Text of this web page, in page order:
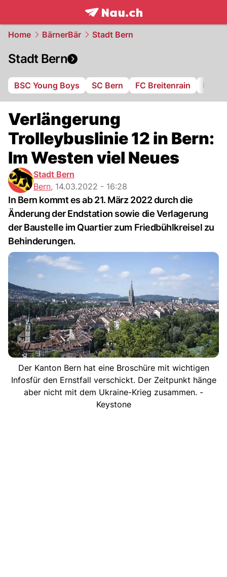
frontpage.NAU.ch
Home BärnerBär Stadt Bern
Stadt Bern
BSC Young Boys SC Bern FC Breitenrain BSV
Verlängerung
Trolleybuslinie 12 in Bern:
Im Westen viel Neues
Stadt Bern
Bern, 14.03.2022 - 16:28
In Bern kommt es ab 21. März 2022 durch die
Änderung der Endstation sowie die Verlagerung
der Baustelle im Quartier zum Friedbühlkreisel zu
Behinderungen.
Der Kanton Bern hat eine Broschüre mit wichtigen
Infosfür den Ernstfall verschickt. Der Zeitpunkt hänge
aber nicht mit dem Ukraine-Krieg zusammen. -
Keystone